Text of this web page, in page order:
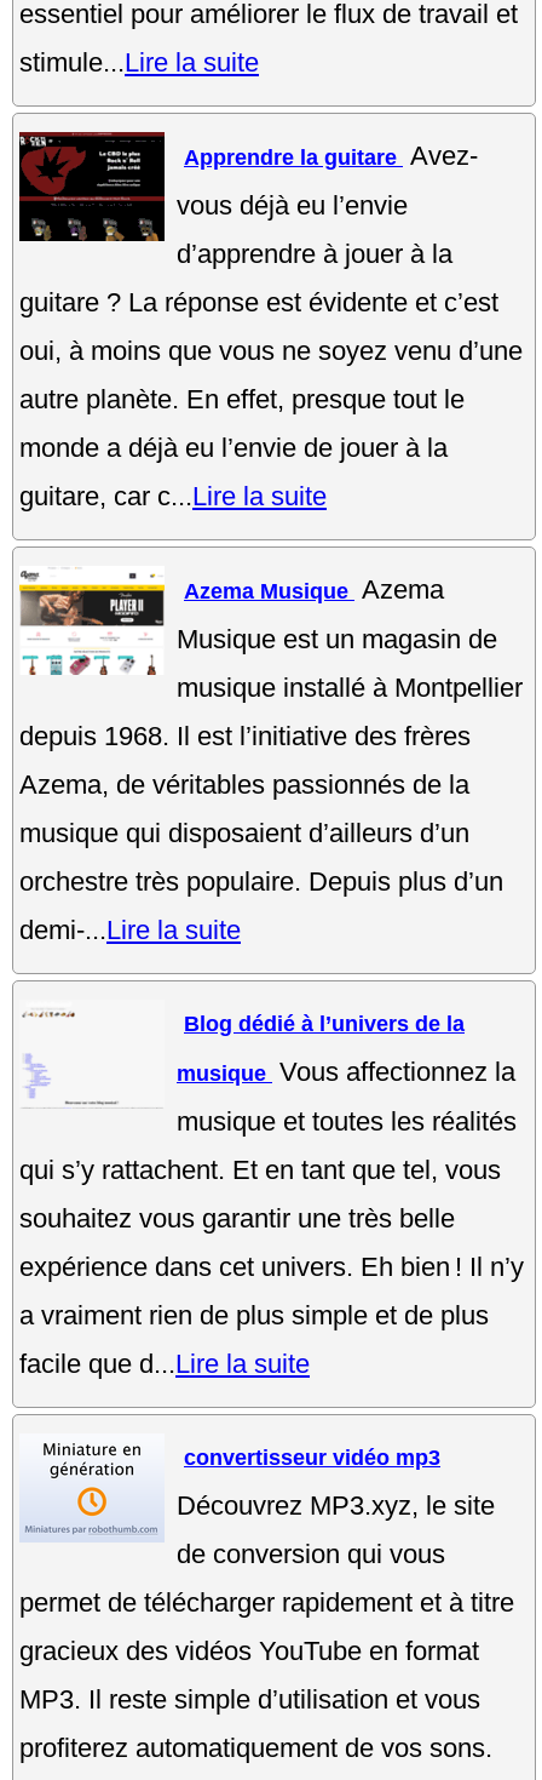
essentiel pour améliorer le flux de travail et
stimule...Lire la suite
Apprendre la guitare Avez-
vous déjà eu l’envie
d’apprendre à jouer à la
guitare ? La réponse est évidente et c’est
oui, à moins que vous ne soyez venu d’une
autre planète. En effet, presque tout le
monde a déjà eu l’envie de jouer à la
guitare, car c...Lire la suite
Azema Musique Azema
Musique est un magasin de
musique installé à Montpellier
depuis 1968. Il est l’initiative des frères
Azema, de véritables passionnés de la
musique qui disposaient d’ailleurs d’un
orchestre très populaire. Depuis plus d’un
demi-...Lire la suite
Blog dédié à l’univers de la
musique Vous affectionnez la
musique et toutes les réalités
qui s’y rattachent. Et en tant que tel, vous
souhaitez vous garantir une très belle
expérience dans cet univers. Eh bien ! Il n’y
a vraiment rien de plus simple et de plus
facile que d...Lire la suite
convertisseur vidéo mp3
Découvrez MP3.xyz, le site
de conversion qui vous
permet de télécharger rapidement et à titre
gracieux des vidéos YouTube en format
MP3. Il reste simple d’utilisation et vous
profiterez automatiquement de vos sons.